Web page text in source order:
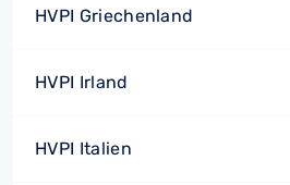
HVPI Griechenland
HVPI Irland
HVPI Italien